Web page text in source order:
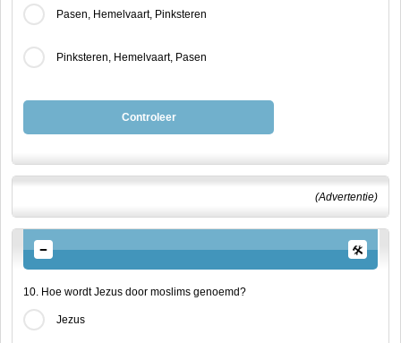
Pasen, Hemelvaart, Pinksteren
Pinksteren, Hemelvaart, Pasen
Controleer
(Advertentie)
10. Hoe wordt Jezus door moslims genoemd?
Jezus